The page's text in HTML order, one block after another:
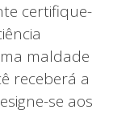
certifique-
maldade
receberá a
se aos